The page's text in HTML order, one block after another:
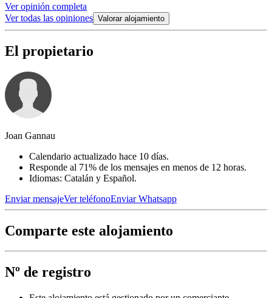
Ver opinión completa
Ver todas las opiniones Valorar alojamiento
El propietario
Joan Gannau
Calendario actualizado hace 10 días.
Responde al 71% de los mensajes en menos de 12 horas.
Idiomas: Catalán y Español.
Enviar mensajeVer teléfonoEnviar Whatsapp
Comparte este alojamiento
Nº de registro